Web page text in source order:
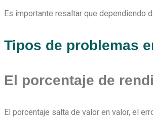
Es importante resaltar que dependiendo
Tipos de problemas
El porcentaje de
El porcentaje salta de valor en valor, el